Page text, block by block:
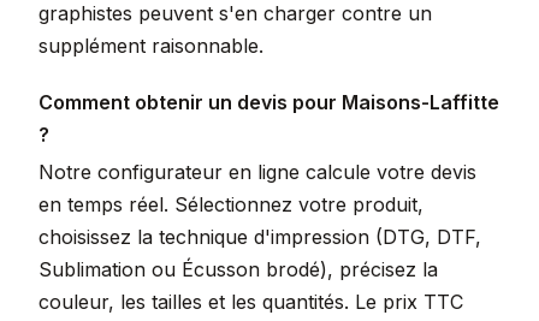
graphistes peuvent s'en charger contre un
supplément raisonnable.
Comment obtenir un devis pour Maisons-Laffitte
?
Notre configurateur en ligne calcule votre devis
en temps réel. Sélectionnez votre produit,
choisissez la technique d'impression (DTG, DTF,
Sublimation ou Écusson brodé), précisez la
couleur, les tailles et les quantités. Le prix TTC